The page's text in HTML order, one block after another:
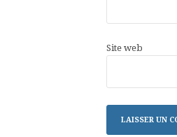
Site web